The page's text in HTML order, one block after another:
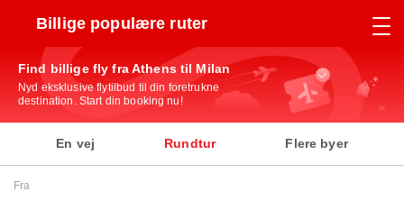
Billige populære ruter
Find billige fly fra Athens til Milan
Nyd eksklusive flytilbud til din foretrukne
destination. Start din booking nu!
En vej Rundtur Flere byer
Fra